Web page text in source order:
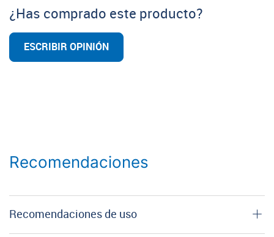
¿Has comprado este producto?
ESCRIBIR OPINIÓN
Recomendaciones
Recomendaciones de uso